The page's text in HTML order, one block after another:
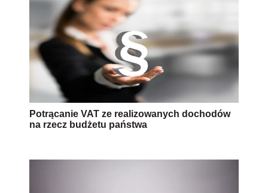
Potrącanie VAT ze realizowanych dochodów
na rzecz budżetu państwa